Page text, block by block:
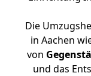
Die
in Aachen
von
und das